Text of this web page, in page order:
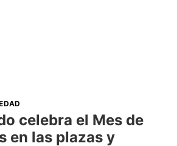
celebra el Mes de
en las plazas y